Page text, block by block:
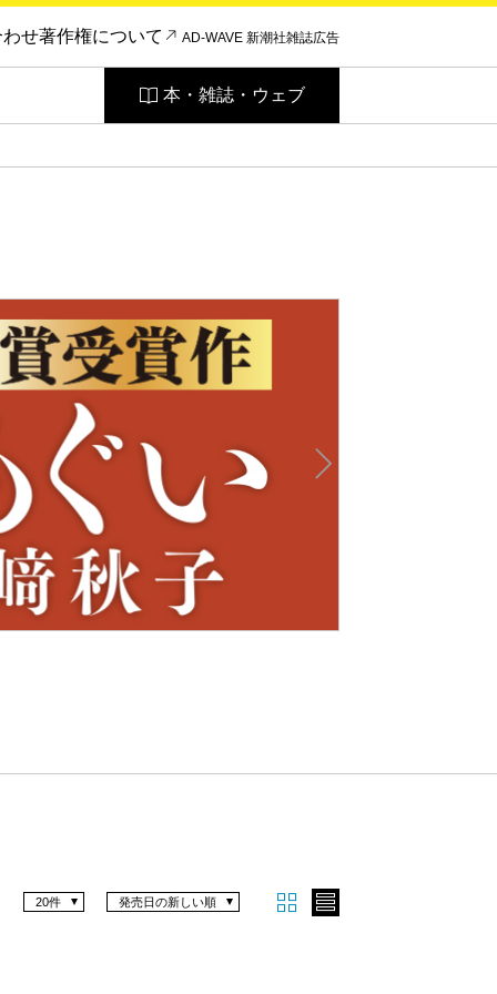
せ著作権について AD-WAVE 新潮社雑誌広告
本・雑誌・ウェブ
発売日の新しい順
20件